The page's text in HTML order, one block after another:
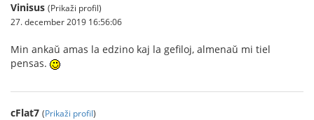
Vinisus (Prikaži profil)
27. december 2019 16:56:06
Min ankaŭ amas la edzino kaj la gefiloj, almenaŭ mi tiel
pensas.
cFlat7 (Prikaži profil)